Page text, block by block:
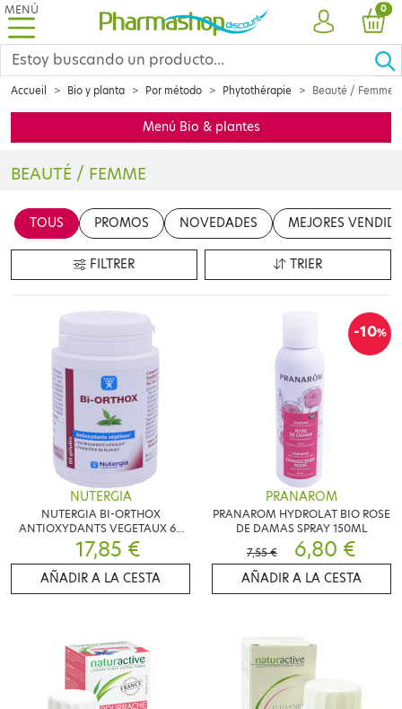
MENÚ
CUENTA
0
Accueil Bio y planta Por método Phytothérapie Beauté / Femme
Menú Bio & plantes
BEAUTÉ / FEMME
TOUS
PROMOS NOVEDADES MEJORES
FILTRER TRIER
NUTERGIA
NUTERGIA BI-ORTHOX
ANTIOXYDANTS VEGETAUX 60
GELULES
17,85 €
AÑADIR A LA CESTA
-10%
PRANAROM
PRANAROM HYDROLAT BIO ROSE
DE DAMAS SPRAY 150ML
7,55 €
6,80 €
AÑADIR A LA CESTA